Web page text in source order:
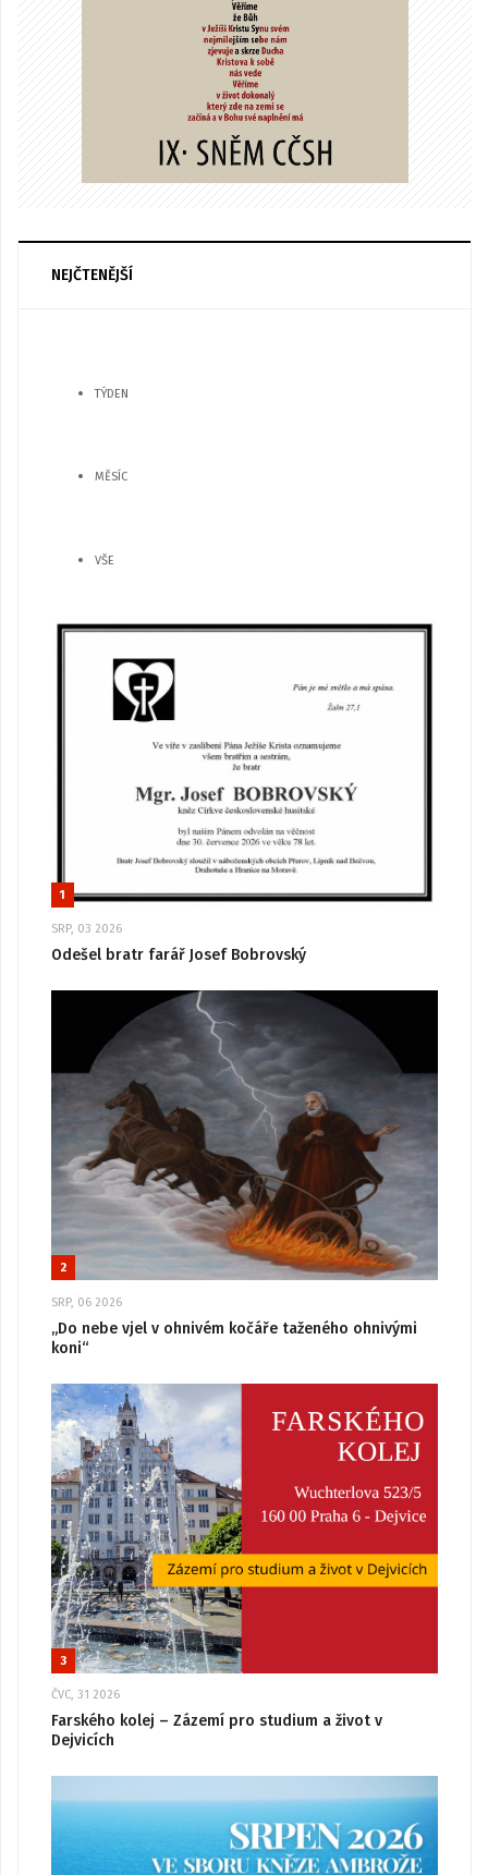
NEJČTENĚJŠÍ
TÝDEN
MĚSÍC
VŠE
1
SRP, 03 2026
Odešel bratr farář Josef Bobrovský
2
SRP, 06 2026
„Do nebe vjel v ohnivém kočáře taženého ohnivými
koni“
3
ČVC, 31 2026
Farského kolej – Zázemí pro studium a život v
Dejvicích